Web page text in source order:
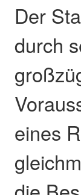
Der
durch
eines